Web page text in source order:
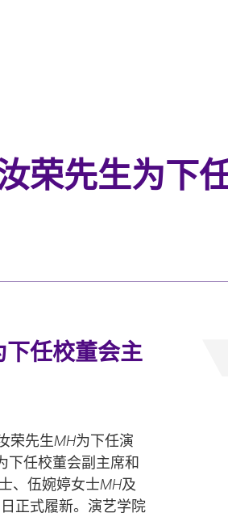
荣先生为下
下任校董会主
荣先生MH为下任演
下任校董会副主席和
、伍婉婷女士MH及
正式履新。演艺学院